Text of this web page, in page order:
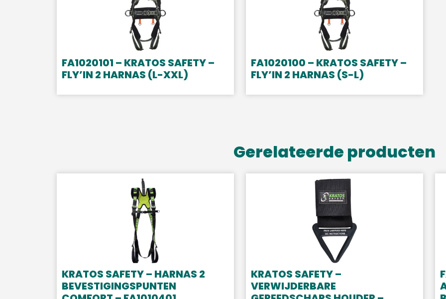
FA1020101 – KRATOS SAFETY –
FLY’IN 2 HARNAS (L-XXL)
FA1020100 – KRATOS SAFETY –
FLY’IN 2 HARNAS (S-L)
Gerelateerde producten
KRATOS SAFETY – HARNAS 2
BEVESTIGINGSPUNTEN
KRATOS SAFETY –
VERWIJDERBARE